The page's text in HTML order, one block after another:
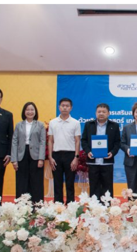
ไทย วันนี้ – 8